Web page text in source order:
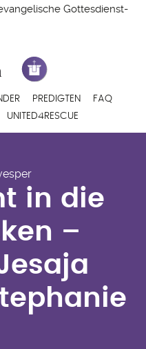
Gottesdienst-
PREDIGTEN
FAQ
UNITED4RESCUE
–
in die
–